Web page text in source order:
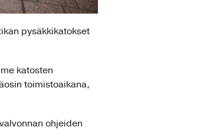
pysäkkikatokset
katosten
toimistoaikana,
ohjeiden